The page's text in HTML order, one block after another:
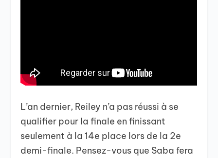
L’an dernier, Reiley n’a pas réussi à se
qualifier pour la finale en finissant
seulement à la 14e place lors de la 2e
demi-finale. Pensez-vous que Saba fera